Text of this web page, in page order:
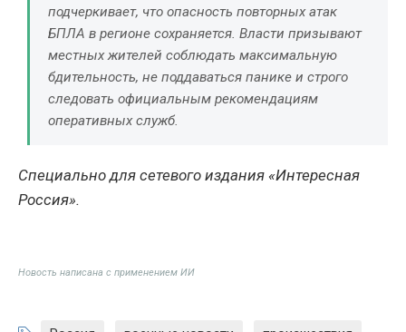
подчеркивает, что опасность повторных атак
БПЛА в регионе сохраняется. Власти призывают
местных жителей соблюдать максимальную
бдительность, не поддаваться панике и строго
следовать официальным рекомендациям
оперативных служб.
Специально для сетевого издания «Интересная
Россия».
Новость написана с применением ИИ